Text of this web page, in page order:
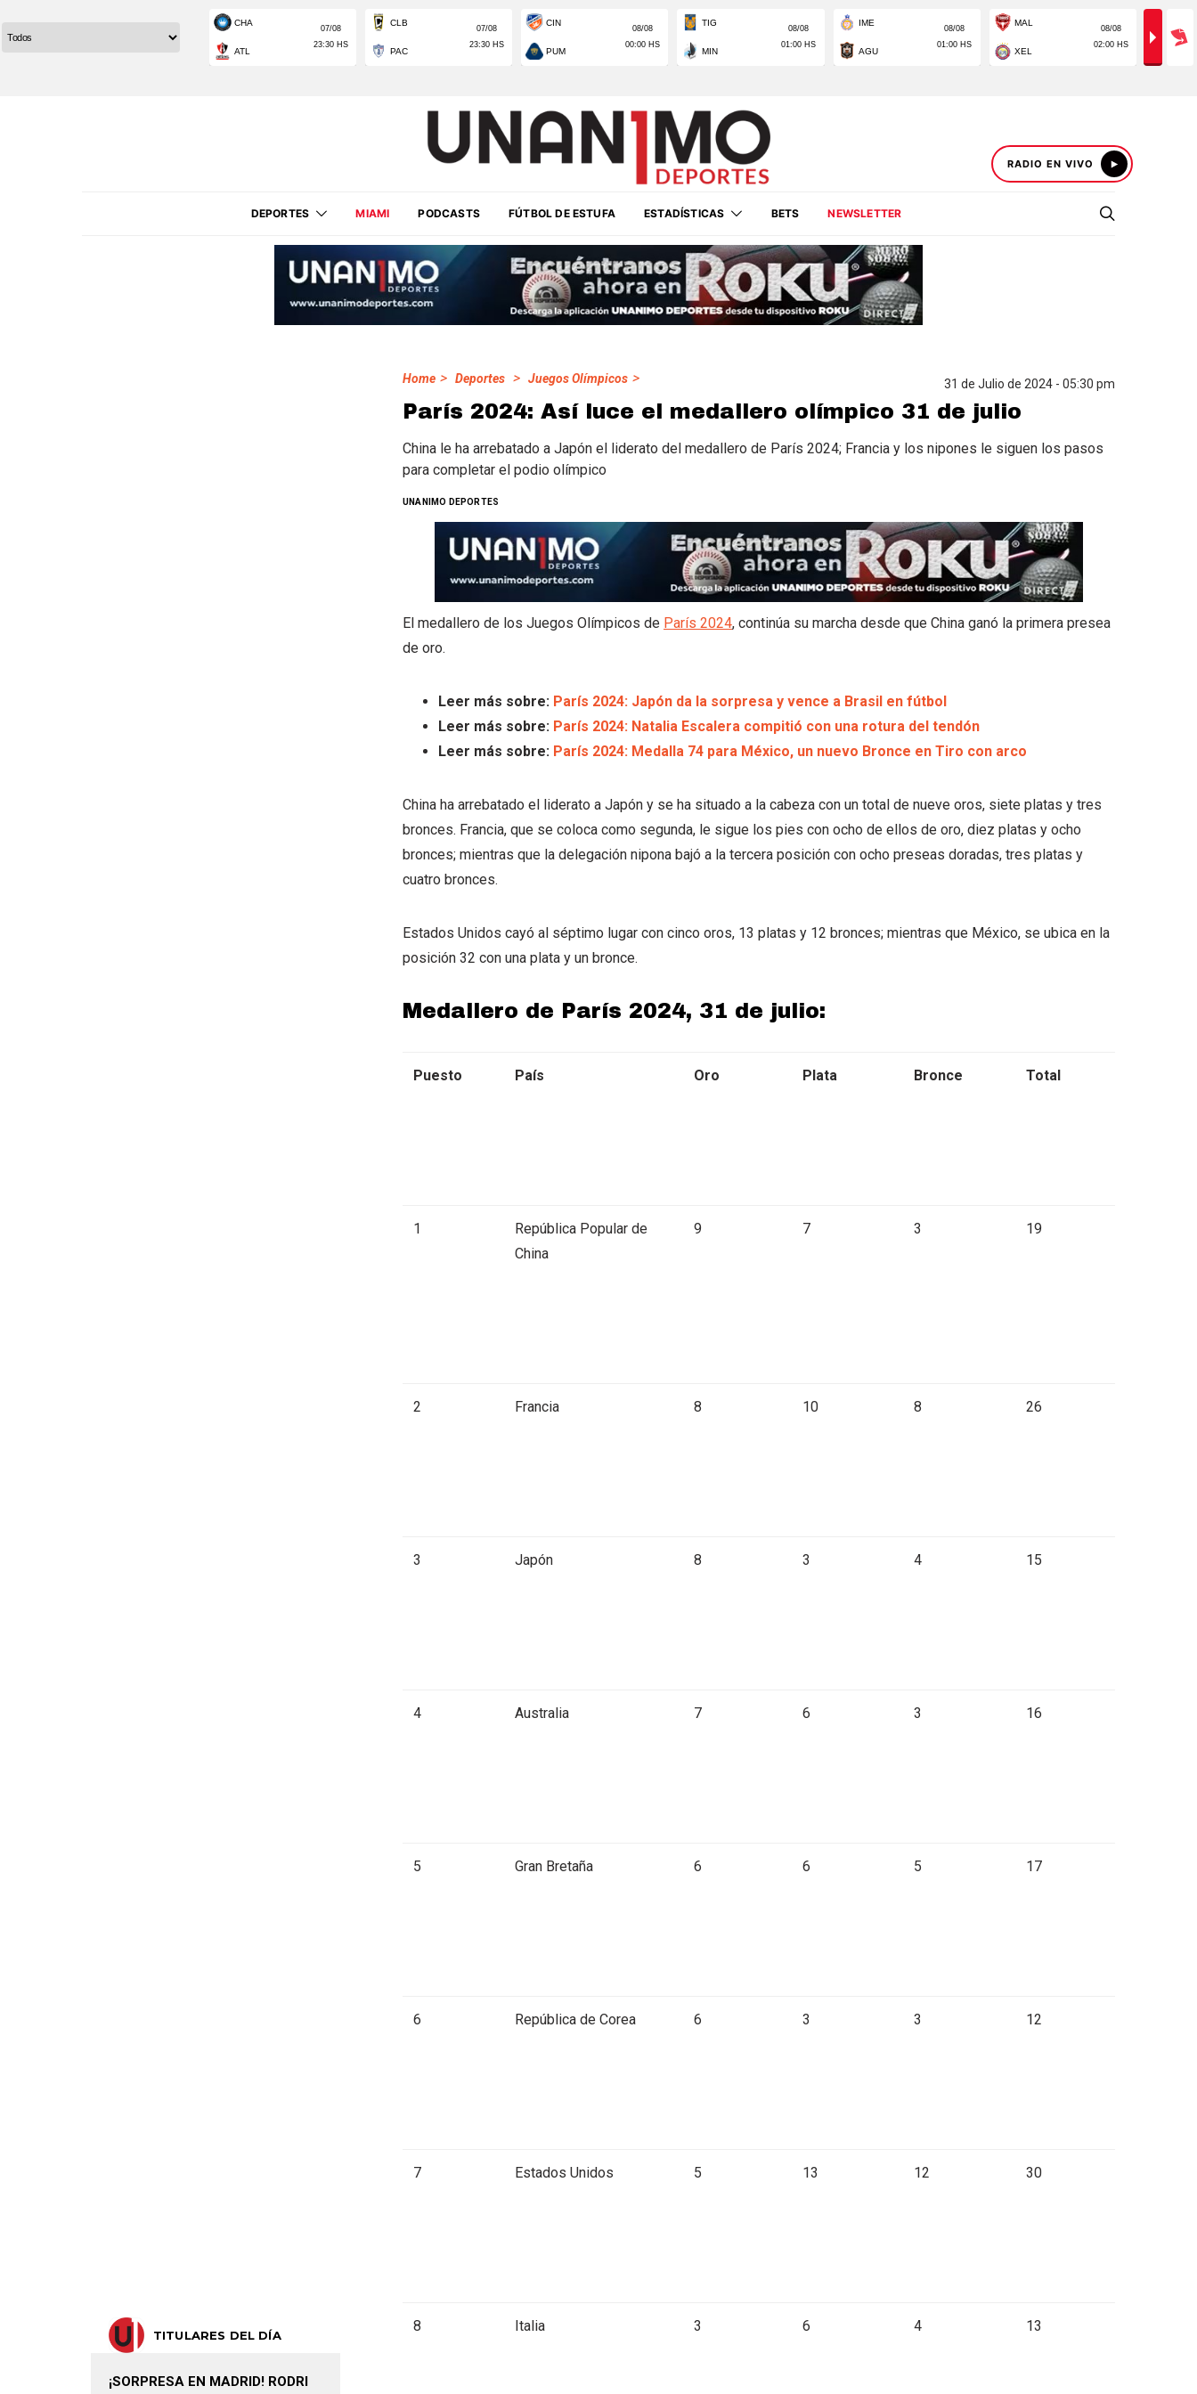
RADIO EN VIVO
DEPORTES MIAMI PODCASTS FÚTBOL DE ESTUFA ESTADÍSTICAS BETS NEWSLETTER
Home > Deportes > Juegos Olímpicos > 31 de Julio de 2024 - 05:30 pm
París 2024: Así luce el medallero olímpico 31 de julio
China le ha arrebatado a Japón el liderato del medallero de París 2024; Francia y los nipones le siguen los pasos
para completar el podio olímpico
UNANIMO DEPORTES
El medallero de los Juegos Olímpicos de París 2024, continúa su marcha desde que China ganó la primera presea
de oro.
Leer más sobre: París 2024: Japón da la sorpresa y vence a Brasil en fútbol
Leer más sobre: París 2024: Natalia Escalera compitió con una rotura del tendón
Leer más sobre: París 2024: Medalla 74 para México, un nuevo Bronce en Tiro con arco
China ha arrebatado el liderato a Japón y se ha situado a la cabeza con un total de nueve oros, siete platas y tres
bronces. Francia, que se coloca como segunda, le sigue los pies con ocho de ellos de oro, diez platas y ocho
bronces; mientras que la delegación nipona bajó a la tercera posición con ocho preseas doradas, tres platas y
cuatro bronces.
Estados Unidos cayó al séptimo lugar con cinco oros, 13 platas y 12 bronces; mientras que México, se ubica en la
posición 32 con una plata y un bronce.
Medallero de París 2024, 31 de julio:
Puesto País Oro Plata Bronce Total
1
República Popular de
China
9 7 3 19
2 Francia 8 10 8 26
3 Japón 8 3 4 15
4 Australia 7 6 3 16
5 Gran Bretaña 6 6 5 17
6 República de Corea 6 3 3 12
7 Estados Unidos 5 13 12 30
8 Italia 3 6 4 13
TITULARES DEL DÍA
¡SORPRESA EN MADRID! RODRI